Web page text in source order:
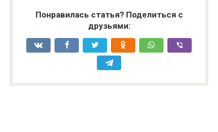
Понравилась статья? Поделиться с
друзьями: